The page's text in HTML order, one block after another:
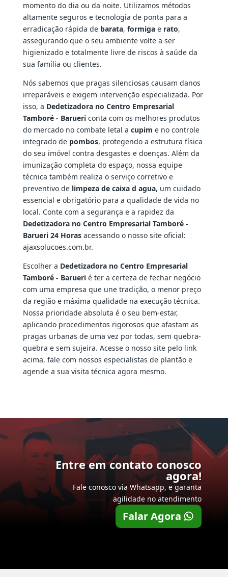
momento do dia ou da noite. Utilizamos métodos
altamente seguros e tecnologia de ponta para a
erradicação rápida de barata, formigae rato,
assegurando que o seu ambiente volte a ser
higienizado e totalmente livre de riscos à saúde da
sua família ou clientes.
Nós sabemos que pragas silenciosas causam danos
irreparáveis e exigem intervenção especializada. Por
isso, a Dedetizadora no Centro Empresarial
Tamboré - Baruericonta com os melhores produtos
do mercado no combate letal a cupim e no controle
integrado de pombos, protegendo a estrutura física
do seu imóvel contra desgastes e doenças. Além da
imunização completa do espaço, nossa equipe
técnica também realiza o serviço corretivo e
preventivo de limpeza de caixa d agua, um cuidado
essencial e obrigatório para a qualidade de vida no
local. Conte com a segurança e a rapidez da
Dedetizadora no Centro Empresarial Tamboré -
Barueri 24 Horasacessando o nosso site oficial:
ajaxsolucoes.com.br.
Escolher a Dedetizadora no Centro Empresarial
Tamboré - Baruerié ter a certeza de fechar negócio
com uma empresa que une tradição, o menor preço
da região e máxima qualidade na execução técnica.
Nossa prioridade absoluta é o seu bem-estar,
aplicando procedimentos rigorosos que afastam as
pragas urbanas de uma vez por todas, sem quebra-
quebra e sem sujeira. Acesse o nosso site pelo link
acima, fale com nossos especialistas de plantão e
agende a sua visita técnica agora mesmo.
Entre em contato conosco
agora!
Fale conosco via Whatsapp, e garanta
agilidade no atendimento
Falar Agora